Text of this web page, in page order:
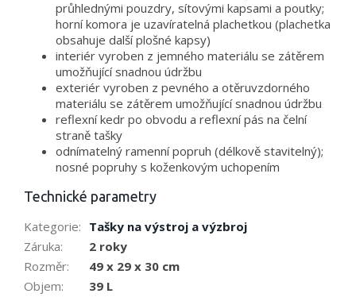
průhlednými pouzdry, sítovými kapsami a poutky;
horní komora je uzavíratelná plachetkou (plachetka
obsahuje další plošné kapsy)
interiér vyroben z jemného materiálu se zátěrem
umožňující snadnou údržbu
exteriér vyroben z pevného a otěruvzdorného
materiálu se zátěrem umožňující snadnou údržbu
reflexní kedr po obvodu a reflexní pás na čelní
straně tašky
odnímatelný ramenní popruh (délkově stavitelný);
nosné popruhy s koženkovým uchopením
Technické parametry
Kategorie: Tašky na výstroj a výzbroj
Záruka:
2 roky
Rozměr:
49 x 29 x 30 cm
Objem: 39 L